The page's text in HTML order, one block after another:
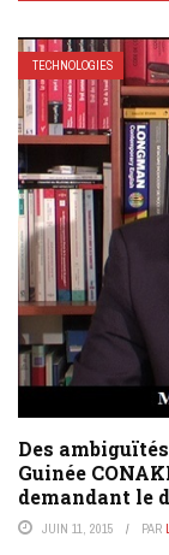
TECHNOLOGIES
Des
Guinée
demandant le
JUIN 11, 2015 PAR